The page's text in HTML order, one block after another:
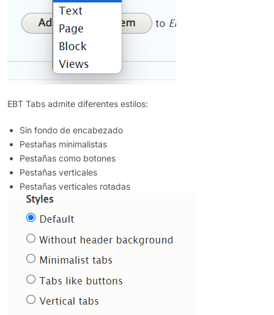
EBT Tabs admite diferentes estilos:
Sin fondo de encabezado
Pestañas minimalistas
Pestañas como botones
Pestañas verticales
Pestañas verticales rotadas